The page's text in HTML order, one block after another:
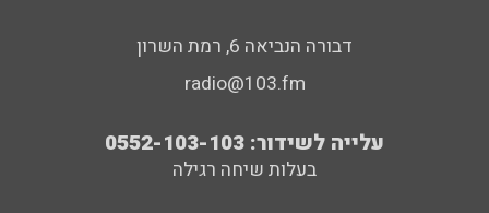
דבורה הנביאה 6, רמת השרון
radio@103.fm
עלייה לשידור: 0552-103-103
בעלות שיחה רגילה